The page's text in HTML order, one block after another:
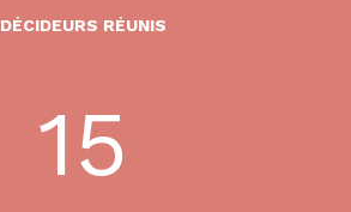
DÉCIDEURS RÉUNIS
15